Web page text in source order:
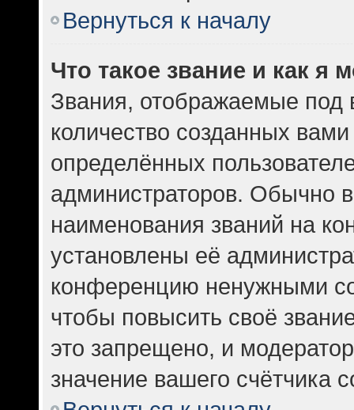
Вернуться к началу
Что такое звание и как я
Звания, отображаемые
количество созданных
определённых
администраторов. Обычно
наименования званий на
установлены её
конференцию ненужными
чтобы повысить своё
это запрещено, и
значение вашего счётчика